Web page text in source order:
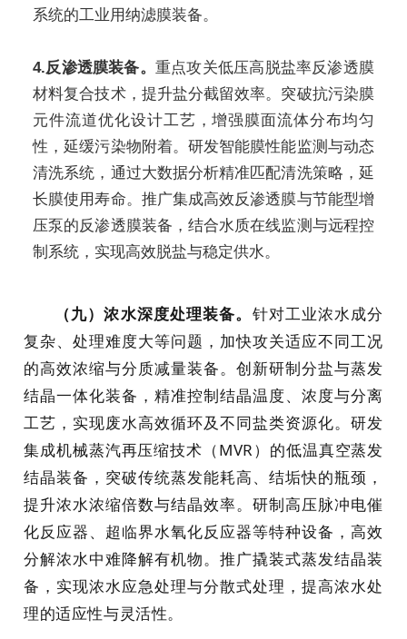
系统的工业用纳滤膜装备。
4.反渗透膜装备。 重点攻关低压高脱盐率反渗透膜
材料复合技术，提升盐分截留效率。突破抗污染膜
元件流道优化设计工艺，增强膜面流体分布均匀
性，延缓污染物附着。研发智能膜性能监测与动态
清洗系统，通过大数据分析精准匹配清洗策略，延
长膜使用寿命。推广集成高效反渗透膜与节能型增
压泵的反渗透膜装备，结合水质在线监测与远程控
制系统，实现高效脱盐与稳定供水。
（九）浓水深度处理装备。 针对工业浓水成分
复杂、处理难度大等问题，加快攻关适应不同工况
的高效浓缩与分质减量装备。创新研制分盐与蒸发
结晶一体化装备，精准控制结晶温度、浓度与分离
工艺，实现废水高效循环及不同盐类资源化。研发
集成机械蒸汽再压缩技术（MVR）的低温真空蒸发
结晶装备，突破传统蒸发能耗高、结垢快的瓶颈，
提升浓水浓缩倍数与结晶效率。研制高压脉冲电催
化反应器、超临界水氧化反应器等特种设备，高效
分解浓水中难降解有机物。推广撬装式蒸发结晶装
备，实现浓水应急处理与分散式处理，提高浓水处
理的适应性与灵活性。